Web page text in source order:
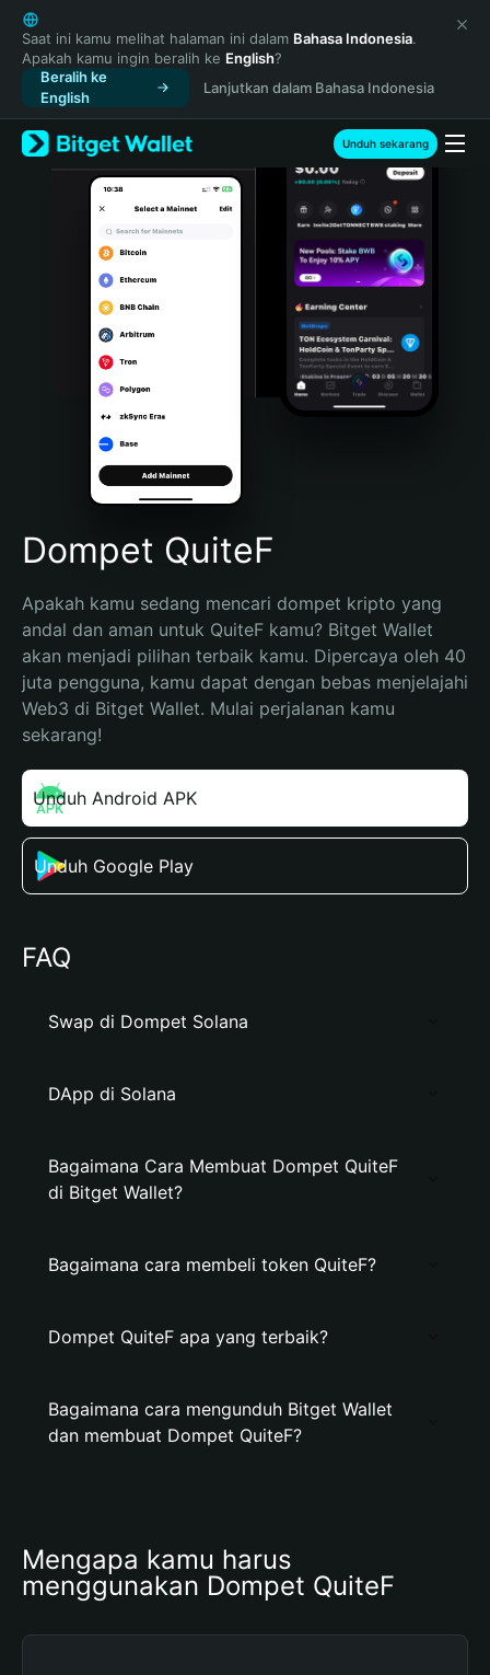
English
日本語
Tiếng Việt
Русский
Español (Latinoamérica)
Türkçe
Italiano
Português (Portugal)
Bahasa Indonesia
Português (Brasil)
Español (Argentina)
Saat ini kamu melihat halaman ini dalam Bahasa Indonesia.
Apakah kamu ingin beralih ke English?
Beralih ke
English
Lanjutkan dalam Bahasa Indonesia
Unduh sekarang
Dompet QuiteF
Apakah kamu sedang mencari dompet kripto yang
andal dan aman untuk QuiteF kamu? Bitget Wallet
akan menjadi pilihan terbaik kamu. Dipercaya oleh 40
juta pengguna, kamu dapat dengan bebas menjelajahi
Web3 di Bitget Wallet. Mulai perjalanan kamu
sekarang!
Unduh Android APK
Unduh Google Play
FAQ
Swap di Dompet Solana
DApp di Solana
Bagaimana Cara Membuat Dompet QuiteF
di Bitget Wallet?
Bagaimana cara membeli token QuiteF?
Dompet QuiteF apa yang terbaik?
Bagaimana cara mengunduh Bitget Wallet
dan membuat Dompet QuiteF?
Mengapa kamu harus
menggunakan Dompet QuiteF